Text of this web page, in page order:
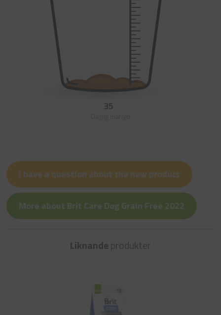
35
I have a question about the new product
More about Brit Care Dog Grain Free 2022
Liknandeprodukter